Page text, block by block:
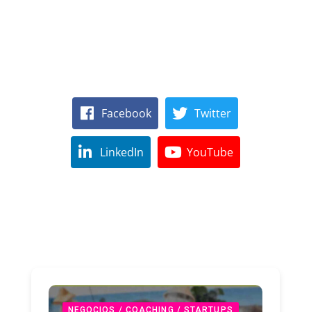
Facebook Twitter
LinkedIn YouTube